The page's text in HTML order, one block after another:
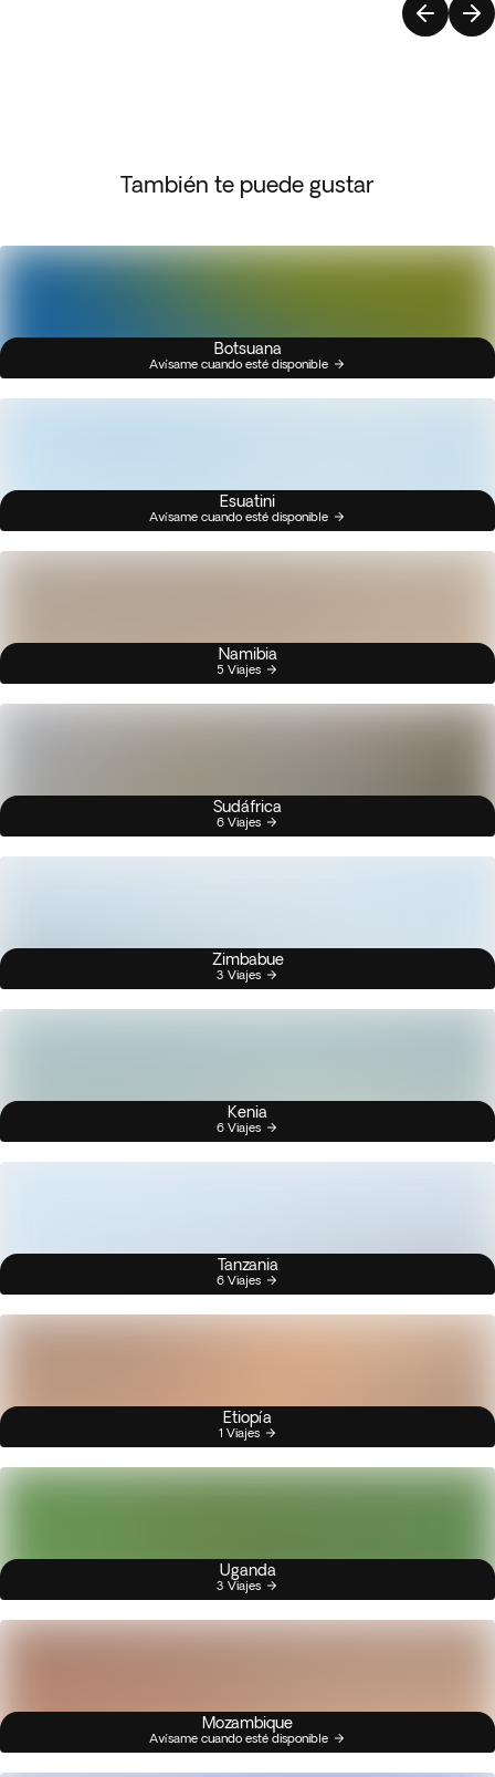
También te puede gustar
Botsuana
Avísame cuando esté disponible
Esuatini
Avísame cuando esté disponible
Namibia
5 Viajes
Sudáfrica
6 Viajes
Zimbabue
3 Viajes
Kenia
6 Viajes
Tanzania
6 Viajes
Etiopía
1 Viajes
Uganda
3 Viajes
Mozambique
Avísame cuando esté disponible